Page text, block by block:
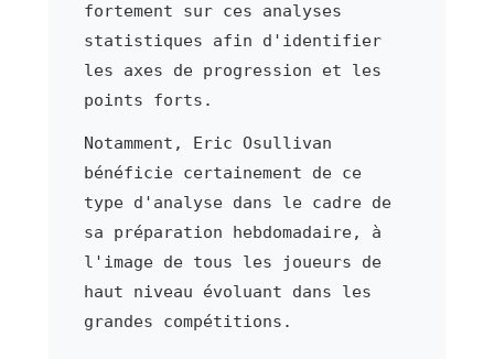
fortement sur ces analyses
statistiques afin d'identifier
les axes de progression et les
points forts.
Notamment, Eric Osullivan
bénéficie certainement de ce
type d'analyse dans le cadre de
sa préparation hebdomadaire, à
l'image de tous les joueurs de
haut niveau évoluant dans les
grandes compétitions.